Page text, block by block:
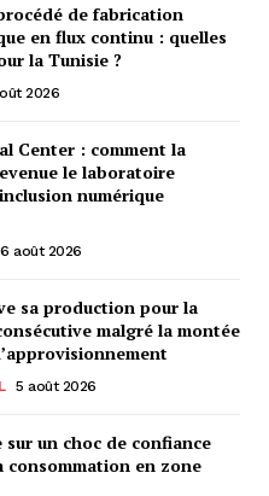
de fabrication
en flux continu : quelles
la Tunisie ?
2026
Center : comment la
le laboratoire
numérique
6 août 2026
sa production pour la
malgré la montée
5 août 2026
sur un choc de confiance
en zone